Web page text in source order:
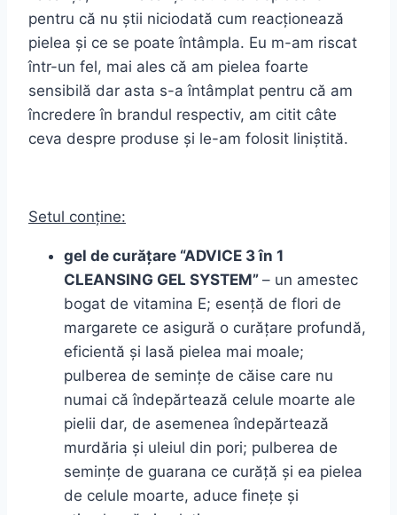
pentru că nu știi niciodată cum reacționează
pielea și ce se poate întâmpla. Eu m-am riscat
într-un fel, mai ales că am pielea foarte
sensibilă dar asta s-a întâmplat pentru că am
încredere în brandul respectiv, am citit câte
ceva despre produse și le-am folosit liniștită.
Setul conține:
gel de curățare “ADVICE 3 în 1
CLEANSING GEL SYSTEM” – un amestec
bogat de vitamina E; esență de flori de
margarete ce asigură o curățare profundă,
eficientă și lasă pielea mai moale;
pulberea de semințe de căise care nu
numai că îndepărtează celule moarte ale
pielii dar, de asemenea îndepărtează
murdăria și uleiul din pori; pulberea de
semințe de guarana ce curăță și ea pielea
de celule moarte, aduce finețe și